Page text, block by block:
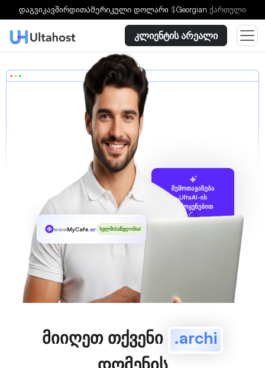
დაგვიკავშირდითᲐმერიკული დოლარი $Georgian ქართული
კლიენტის არეალი
შემოთავაზება
UltaAI-ის
გამოყენებით
wwwMyCafe.archiხელმისაწვდომია!
მიიღეთ თქვენი .archi